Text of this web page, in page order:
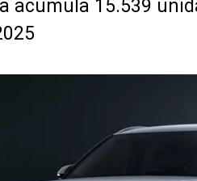
acumula 15.539